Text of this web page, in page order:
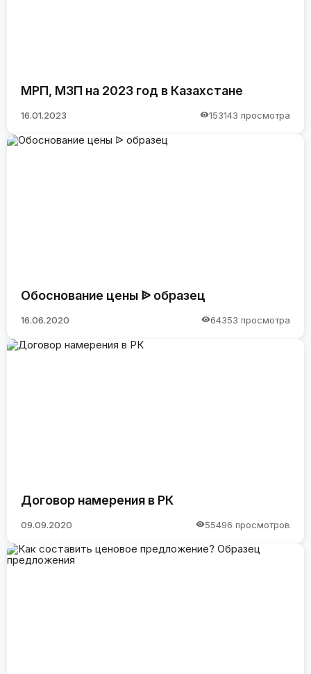
МРП, МЗП на 2023 год в Казахстане
16.01.2023 153143 просмотра
Обоснование цены ᐉ образец
16.06.2020 64353 просмотра
Договор намерения в РК
09.09.2020 55496 просмотров